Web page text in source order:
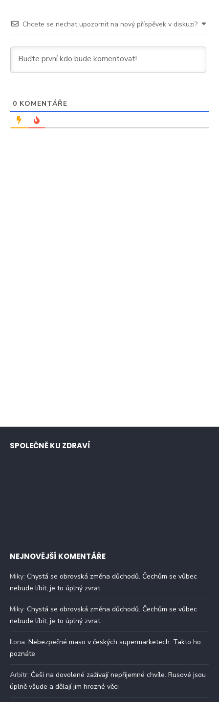
Chcete se nechat upozornit na nový příspěvek v diskuzi?
0 KOMENTÁŘE
SPOLEČNĚ KU ZDRAVÍ
NEJNOVĚJŠÍ KOMENTÁŘE
Miky: Chystá se obrovská změna důchodů. Čechům se vůbec
nebude líbit, je to úplný zvrat
Miky: Chystá se obrovská změna důchodů. Čechům se vůbec
nebude líbit, je to úplný zvrat
Ilona: Nebezpečné maso v českých supermarketech. Takto ho
poznáte
Arbitr: Češi na dovolené zažívají nepříjemné chvíle. Rusové jsou
úplně všude a dělají jim hrozné věci